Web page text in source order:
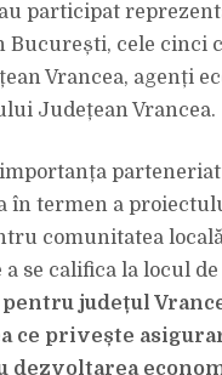
participat
cele cinci
Vrancea, agenți
Județean Vrancea.
în termen a
comunitatea
se califica la locul de
județul
ce privește